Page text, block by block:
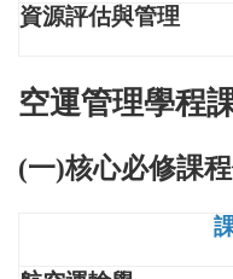
資源評估與管理
空運管理學程
(一)核心必修課
課